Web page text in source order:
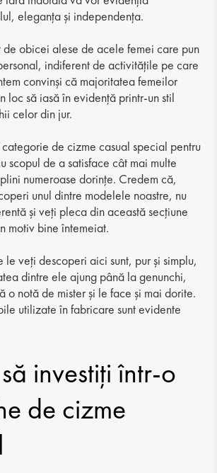
eleganța și independența.
de obicei alese de acele femei care pun
indiferent de activitățile pe care
convinși că majoritatea femeilor
loc să iasă în evidență printr-un stil
celor din jur.
de cizme casual special pentru
scopul de a satisface cât mai multe
numeroase dorințe. Credem că,
unul dintre modelele noastre, nu
și veți pleca din această secțiune
motiv bine întemeiat.
veți descoperi aici sunt, pur și simplu,
dintre ele ajung până la genunchi,
o notă de mister și le face și mai dorite.
utilizate în fabricare sunt evidente
investiți într-o
de cizme